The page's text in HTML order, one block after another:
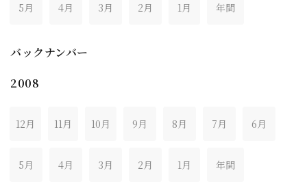
5月 4月 3月 2月 1月 年間
バックナンバー
2008
12月 11月 10月 9月 8月 7月 6月
5月 4月 3月 2月 1月 年間